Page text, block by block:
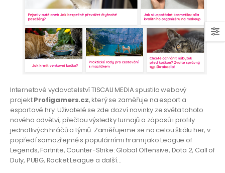
Internetové vydavatelství TISCALI MEDIA spustilo webový
projektProfigamers.cz, který se zaměřuje na esport a
esportové hry. Uživatelé se zde dozví novinky ze světa tohoto
nového odvětví, přečtou výsledky turnajů a zápasů i profily
jednotlivých hráčů a týmů. Zaměřujeme se na celou škálu her, v
popředí samozřejmě s populárními hrami jako League of
Legends, Fortnite, Counter-Strike: Global Offensive, Dota 2, Call of
Duty, PUBG, Rocket League a další…